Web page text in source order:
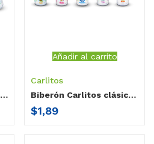
Biberón Carlitos recién nacido cuello estándar / sin agarradera / 3 oz
Añadir al carrito
Carlitos
Biberón Carlitos clásico cuello estándar / con agarradera / 5 oz
$1,89